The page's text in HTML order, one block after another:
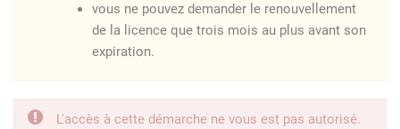
vous ne pouvez demander le renouvellement
de la licence que trois mois au plus avant son
expiration.
L'accès à cette démarche ne vous est pas autorisé.